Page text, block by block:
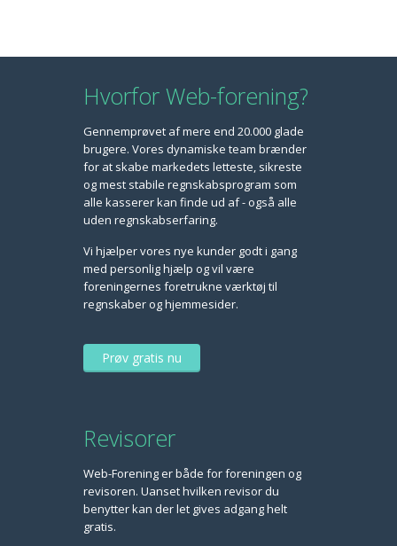
Hvorfor Web-forening?
Gennemprøvet af mere end 20.000 glade
brugere. Vores dynamiske team brænder
for at skabe markedets letteste, sikreste
og mest stabile regnskabsprogram som
alle kasserer kan finde ud af - også alle
uden regnskabserfaring.
Vi hjælper vores nye kunder godt i gang
med personlig hjælp og vil være
foreningernes foretrukne værktøj til
regnskaber og hjemmesider.
Prøv gratis nu
Revisorer
Web-Forening er både for foreningen og
revisoren. Uanset hvilken revisor du
benytter kan der let gives adgang helt
gratis.